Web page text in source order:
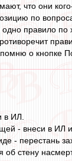
что они
по
одно правило
о кнопке
в ИЛ.
- внеси в ИЛ
перестань
об стену